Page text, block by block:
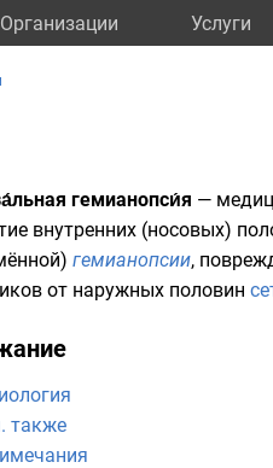
Организации Услуги
гемианопси́я —
внутренних (носовых)
гемианопсии,
от наружных половин
также